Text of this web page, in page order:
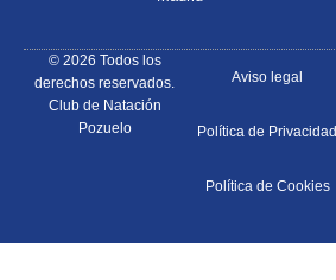
© 2026 Todos los
derechos reservados.
Club de Natación
Pozuelo
Aviso legal
Política de Privacidad
Política de Cookies